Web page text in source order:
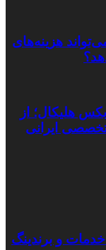
هزینه‌های
هلیکال؛ از
و برندینگ